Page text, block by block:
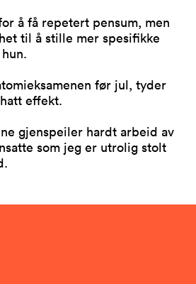
å få repetert pensum, men
til å stille mer spesifikke
før jul, tyder
effekt.
gjenspeiler hardt arbeid av
som jeg er utrolig stolt